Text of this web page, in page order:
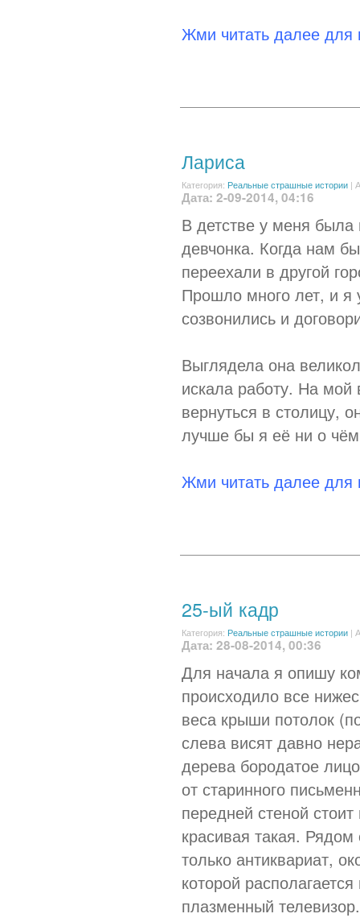
Жми читать далее для
Лариса
Категория: Реальные страшные истории |
Дата: 2-09-2014, 04:16
В детстве у меня была
девчонка. Когда нам
переехали в другой
Прошло много лет, и я
созвонились и
Выглядела она
искала работу. На
вернуться в столицу,
лучше бы я её ни о
Жми читать далее для
25-ый кадр
Категория: Реальные страшные истории |
Дата: 28-08-2014, 00:36
Для начала я опишу
происходило все
веса крыши потолок
слева висят давно
дерева бородатое
от старинного
передней стеной
красивая такая.
только антиквариат,
которой
плазменный